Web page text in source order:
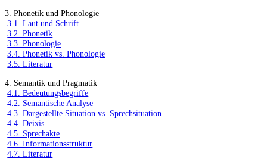
3. Phonetik und Phonologie
3.1. Laut und Schrift
3.2. Phonetik
3.3. Phonologie
3.4. Phonetik vs. Phonologie
3.5. Literatur
4. Semantik und Pragmatik
4.1. Bedeutungsbegriffe
4.2. Semantische Analyse
4.3. Dargestellte Situation vs. Sprechsituation
4.4. Deixis
4.5. Sprechakte
4.6. Informationsstruktur
4.7. Literatur